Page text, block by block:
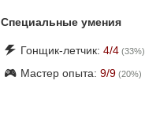
Специальные умения
Гонщик-летчик: 4/4 (33%)
Мастер опыта: 9/9 (20%)